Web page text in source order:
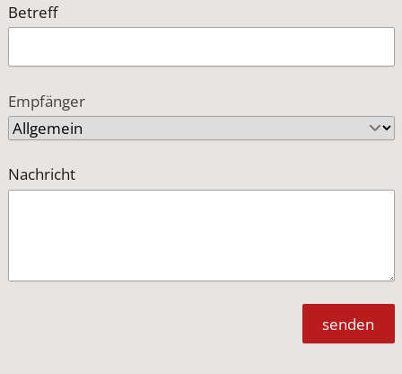
Betreff
Empfänger
Nachricht
senden